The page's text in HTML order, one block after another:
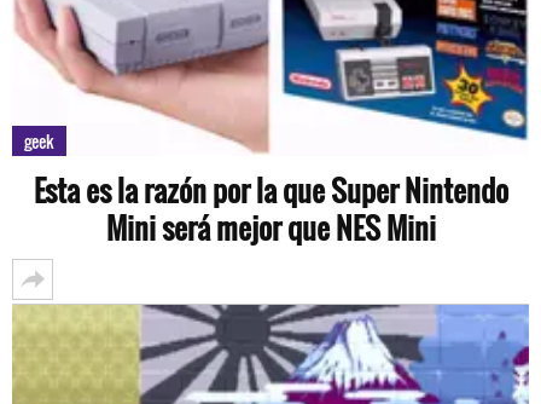
geek
Esta es la razón por la que Super Nintendo
Mini será mejor que NES Mini